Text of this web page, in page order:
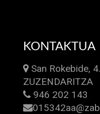
KONTAKTUA
San Rokebide,
ZUZENDARITZA
946 202 143